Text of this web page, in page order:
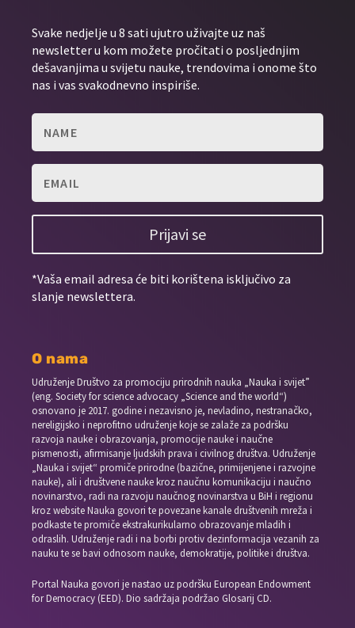
Svake nedjelje u 8 sati ujutro uživajte uz naš
newsletter u kom možete pročitati o posljednjim
dešavanjima u svijetu nauke, trendovima i onome što
nas i vas svakodnevno inspiriše.
Prijavi se
*Vaša email adresa će biti korištena isključivo za
slanje newslettera.
O nama
Udruženje Društvo za promociju prirodnih nauka „Nauka i svijet”
(eng. Society for science advocacy „Science and the world“)
osnovano je 2017. godine i nezavisno je, nevladino, nestranačko,
nereligijsko i neprofitno udruženje koje se zalaže za podršku
razvoja nauke i obrazovanja, promocije nauke i naučne
pismenosti, afirmisanje ljudskih prava i civilnog društva. Udruženje
„Nauka i svijet“ promiče prirodne (bazične, primijenjene i razvojne
nauke), ali i društvene nauke kroz naučnu komunikaciju i naučno
novinarstvo, radi na razvoju naučnog novinarstva u BiH i regionu
kroz website Nauka govori te povezane kanale društvenih mreža i
podkaste te promiče ekstrakurikularno obrazovanje mladih i
odraslih. Udruženje radi i na borbi protiv dezinformacija vezanih za
nauku te se bavi odnosom nauke, demokratije, politike i društva.
Portal Nauka govori je nastao uz podršku European Endowment
for Democracy (EED). Dio sadržaja podržao Glosarij CD.